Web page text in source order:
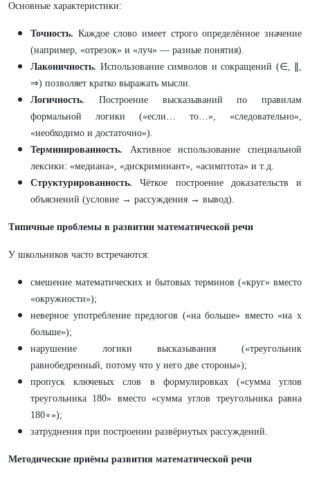
Основные характеристики:
Точность. Каждое слово имеет строго определённое значение
(например, «отрезок» и «луч» — разные понятия).
Лаконичность. Использование символов и сокращений (∈, ∥,
⇒) позволяет кратко выражать мысли.
Логичность. Построение высказываний по правилам
формальной логики («если… то…», «следовательно»,
«необходимо и достаточно»).
Терминированность. Активное использование специальной
лексики: «медиана», «дискриминант», «асимптота» и т. д.
Структурированность. Чёткое построение доказательств и
объяснений (условие → рассуждения → вывод).
Типичные проблемы в развитии математической речи
У школьников часто встречаются:
смешение математических и бытовых терминов («круг» вместо
«окружности»);
неверное употребление предлогов («на больше» вместо «на x
больше»);
нарушение логики высказывания («треугольник
равнобедренный, потому что у него две стороны»);
пропуск ключевых слов в формулировках («сумма углов
треугольника 180» вместо «сумма углов треугольника равна
180∘»);
затруднения при построении развёрнутых рассуждений.
Методические приёмы развития математической речи